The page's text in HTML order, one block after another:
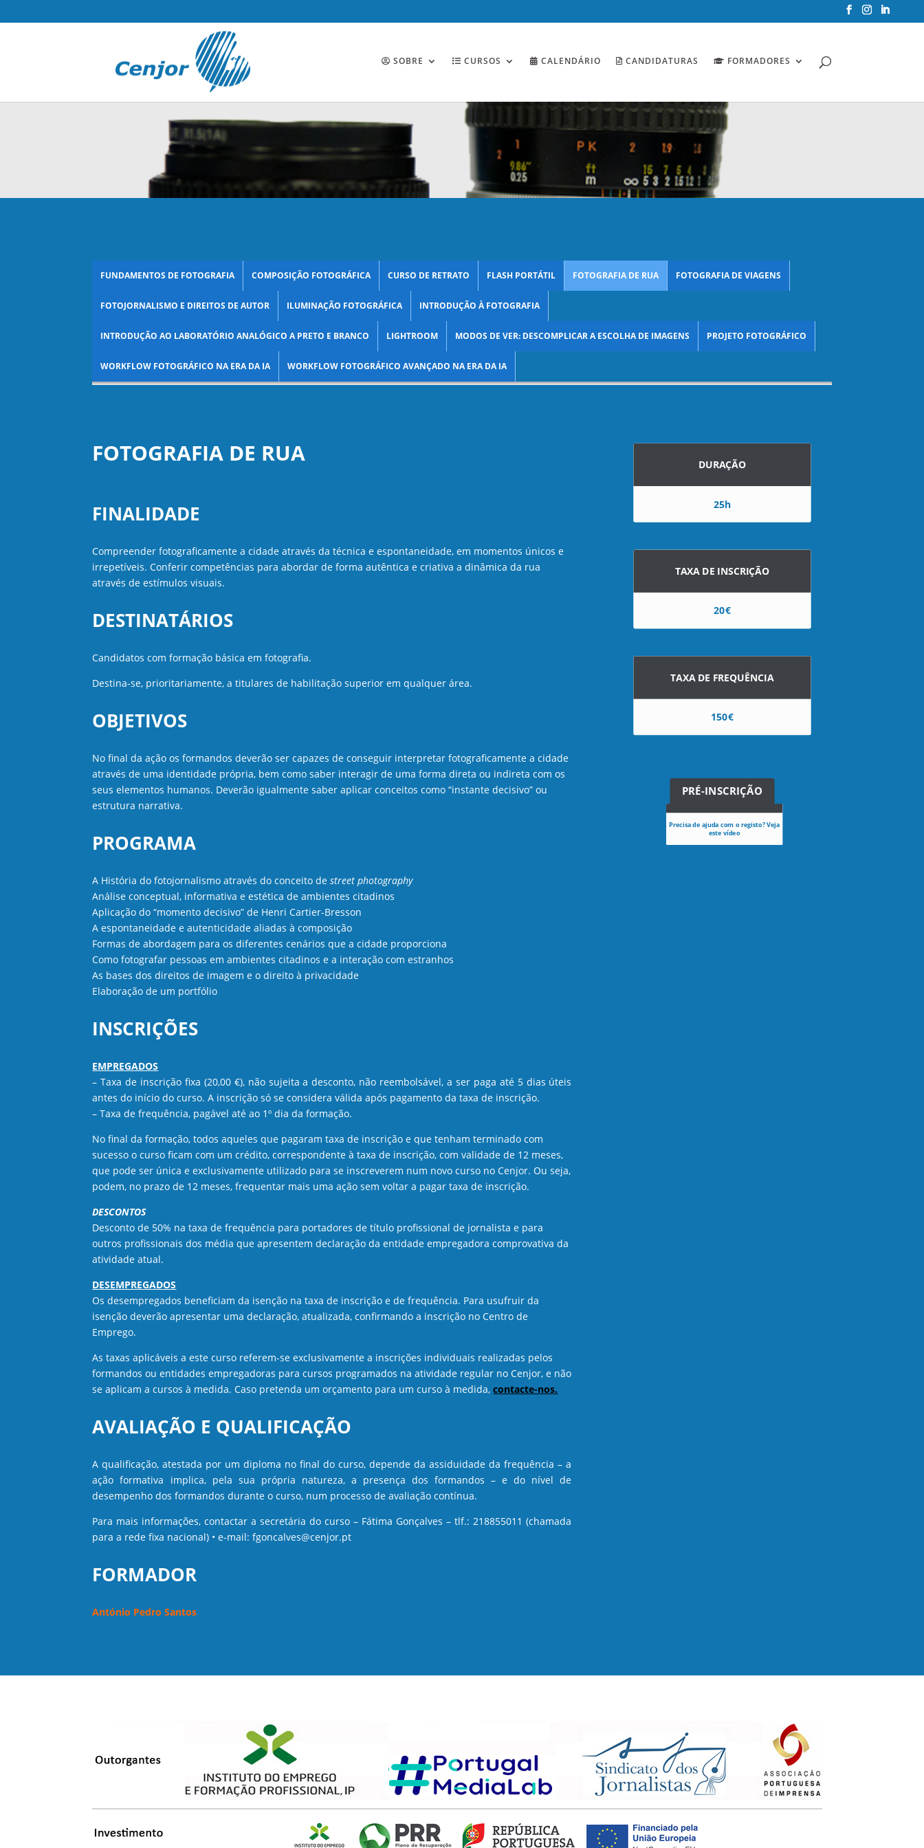
SOBRE CURSOS CALENDÁRIO CANDIDATURAS FORMADORES
FUNDAMENTOS DE FOTOGRAFIA COMPOSIÇÃO FOTOGRÁFICA CURSO DE RETRATO FLASH PORTÁTIL FOTOGRAFIA DE RUA FOTOGRAFIA DE VIAGENS
FOTOJORNALISMO E DIREITOS DE AUTOR ILUMINAÇÃO FOTOGRÁFICA INTRODUÇÃO À FOTOGRAFIA
INTRODUÇÃO AO LABORATÓRIO ANALÓGICO A PRETO E BRANCO LIGHTROOM MODOS DE VER: DESCOMPLICAR A ESCOLHA DE IMAGENS PROJETO FOTOGRÁFICO
WORKFLOW FOTOGRÁFICO NA ERA DA IA WORKFLOW FOTOGRÁFICO AVANÇADO NA ERA DA IA
FOTOGRAFIA DE RUA
FINALIDADE
Compreender fotograficamente a cidade através da técnica e espontaneidade, em momentos únicos e
irrepetíveis. Conferir competências para abordar de forma autêntica e criativa a dinâmica da rua
através de estímulos visuais.
DESTINATÁRIOS
Candidatos com formação básica em fotografia.
Destina-se, prioritariamente, a titulares de habilitação superior em qualquer área.
OBJETIVOS
No final da ação os formandos deverão ser capazes de conseguir interpretar fotograficamente a cidade
através de uma identidade própria, bem como saber interagir de uma forma direta ou indireta com os
seus elementos humanos. Deverão igualmente saber aplicar conceitos como “instante decisivo” ou
estrutura narrativa.
PROGRAMA
A História do fotojornalismo através do conceito destreet photography
Análise conceptual, informativa e estética de ambientes citadinos
Aplicação do “momento decisivo” de Henri Cartier-Bresson
A espontaneidade e autenticidade aliadas à composição
Formas de abordagem para os diferentes cenários que a cidade proporciona
Como fotografar pessoas em ambientes citadinos e a interação com estranhos
As bases dos direitos de imagem e o direito à privacidade
Elaboração de um portfólio
INSCRIÇÕES
EMPREGADOS
– Taxa de inscrição fixa (20,00 €), não sujeita a desconto, não reembolsável, a ser paga até 5 dias úteis
antes do início do curso. A inscrição só se considera válida após pagamento da taxa de inscrição.
– Taxa de frequência, pagável até ao 1º dia da formação.
No final da formação, todos aqueles que pagaram taxa de inscrição e que tenham terminado com
sucesso o curso ficam com um crédito, correspondente à taxa de inscrição, com validade de 12 meses,
que pode ser única e exclusivamente utilizado para se inscreverem num novo curso no Cenjor. Ou seja,
podem, no prazo de 12 meses, frequentar mais uma ação sem voltar a pagar taxa de inscrição.
DESCONTOS
Desconto de 50% na taxa de frequência para portadores de título profissional de jornalista e para
outros profissionais dos média que apresentem declaração da entidade empregadora comprovativa da
atividade atual.
DESEMPREGADOS
Os desempregados beneficiam da isenção na taxa de inscrição e de frequência. Para usufruir da
isenção deverão apresentar uma declaração, atualizada, confirmando a inscrição no Centro de
Emprego.
As taxas aplicáveis a este curso referem-se exclusivamente a inscrições individuais realizadas pelos
formandos ou entidades empregadoras para cursos programados na atividade regular no Cenjor, e não
se aplicam a cursos à medida. Caso pretenda um orçamento para um curso à medida,contacte-nos.
AVALIAÇÃO E QUALIFICAÇÃO
A qualificação, atestada por um diploma no final do curso, depende da assiduidade da frequência – a
ação formativa implica, pela sua própria natureza, a presença dos formandos – e do nível de
desempenho dos formandos durante o curso, num processo de avaliação contínua.
Para mais informações, contactar a secretária do curso – Fátima Gonçalves – tlf.: 218855011 (chamada
para a rede fixa nacional) • e-mail: fgoncalves@cenjor.pt
FORMADOR
António Pedro Santos
DURAÇÃO
25h
TAXA DE INSCRIÇÃO
20€
TAXA DE FREQUÊNCIA
150€
PRÉ-INSCRIÇÃO
Precisa de ajuda com o registo? Veja
este vídeo